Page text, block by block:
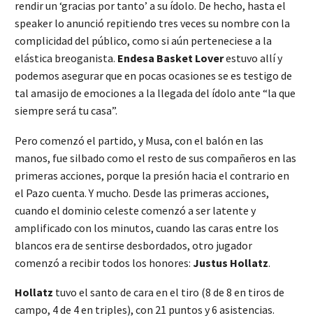
rendir un ‘gracias por tanto’ a su ídolo. De hecho, hasta el
speaker lo anunció repitiendo tres veces su nombre con la
complicidad del público, como si aún perteneciese a la
elástica breoganista. Endesa Basket Loverestuvo allí y
podemos asegurar que en pocas ocasiones se es testigo de
tal amasijo de emociones a la llegada del ídolo ante “la que
siempre será tu casa”.
Pero comenzó el partido, y Musa, con el balón en las
manos, fue silbado como el resto de sus compañeros en las
primeras acciones, porque la presión hacia el contrario en
el Pazo cuenta. Y mucho. Desde las primeras acciones,
cuando el dominio celeste comenzó a ser latente y
amplificado con los minutos, cuando las caras entre los
blancos era de sentirse desbordados, otro jugador
comenzó a recibir todos los honores: Justus Hollatz.
Hollatz tuvo el santo de cara en el tiro (8 de 8 en tiros de
campo, 4 de 4 en triples), con 21 puntos y 6 asistencias.